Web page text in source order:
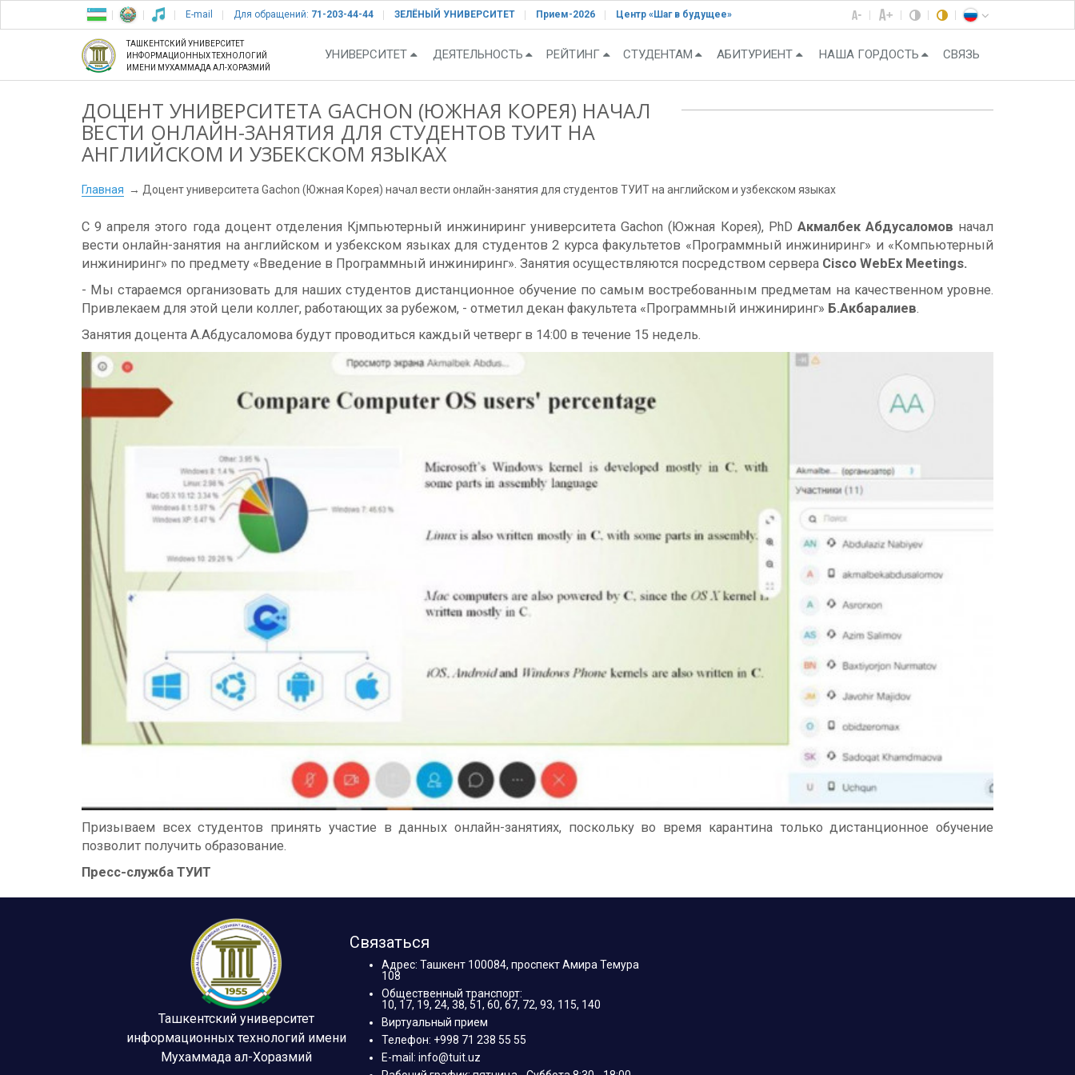
E-mail Для обращений: 71-203-44-44 ЗЕЛЁНЫЙ УНИВЕРСИТЕТ Прием-2026 Центр «Шаг в будущее»
ТАШКЕНТСКИЙ УНИВЕРСИТЕТ
ИНФОРМАЦИОННЫХ ТЕХНОЛОГИЙ
ИМЕНИ МУХАММАДА АЛ-ХОРАЗМИЙ
УНИВЕРСИТЕТ ДЕЯТЕЛЬНОСТЬ РЕЙТИНГ СТУДЕНТАМ АБИТУРИЕНТ НАША ГОРДОСТЬ СВЯЗЬ
ДОЦЕНТ УНИВЕРСИТЕТА GACHON (ЮЖНАЯ КОРЕЯ) НАЧАЛ
ВЕСТИ ОНЛАЙН-ЗАНЯТИЯ ДЛЯ СТУДЕНТОВ ТУИТ НА
АНГЛИЙСКОМ И УЗБЕКСКОМ ЯЗЫКАХ
Главная Доцент университета Gachon (Южная Корея) начал вести онлайн-занятия для студентов ТУИТ на английском и узбекском языках
С 9 апреля этого года доцент отделения Кjмпьютерный инжиниринг университета Gachon (Южная Корея), PhD Акмалбек Абдусаломов начал
вести онлайн-занятия на английском и узбекском языках для студентов 2 курса факультетов «Программный инжиниринг» и «Компьютерный
инжиниринг» по предмету «Введение в Программный инжиниринг». Занятия осуществляются посредством сервера Cisco WebEx Meetings.
- Мы стараемся организовать для наших студентов дистанционное обучение по самым востребованным предметам на качественном уровне.
Привлекаем для этой цели коллег, работающих за рубежом, - отметил декан факультета «Программный инжиниринг» Б.Акбаралиев.
Занятия доцента А.Абдусаломова будут проводиться каждый четверг в 14:00 в течение 15 недель.
Призываем всех студентов принять участие в данных онлайн-занятиях, поскольку во время карантина только дистанционное обучение
позволит получить образование.
Пресс-служба ТУИТ
Ташкентский университет
информационных технологий имени
Мухаммада ал-Хоразмий
Связаться
Адрес: Ташкент 100084, проспект Амира Темура
108
Общественный транспорт:
10, 17, 19, 24, 38, 51, 60, 67, 72, 93, 115, 140
Виртуальный прием
Телефон: +998 71 238 55 55
E-mail: info@tuit.uz